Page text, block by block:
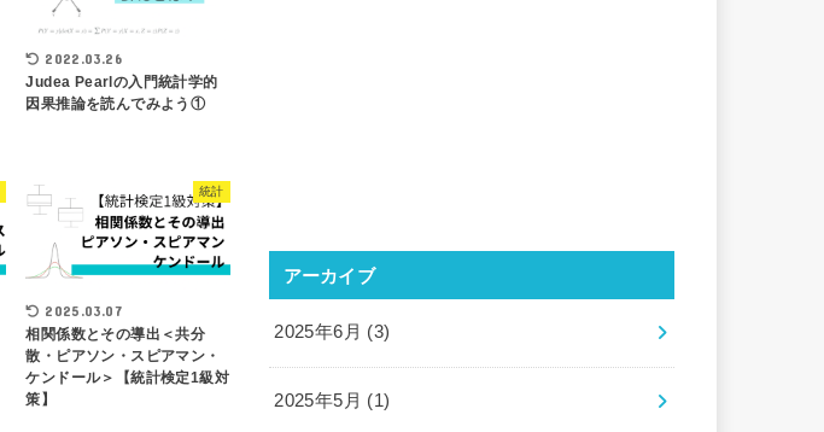
2022.03.26
Judea Pearlの入門統計学的
因果推論を読んでみよう①
統計
2025.03.07
相関係数とその導出＜共分
散・ピアソン・スピアマン・
ケンドール＞【統計検定1級対
策】
アーカイブ
2025年6月 (3)
2025年5月 (1)